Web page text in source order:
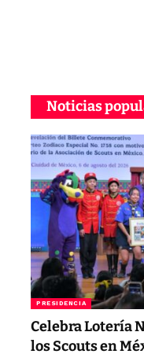
Noticias
PRESIDENCIA
Celebra Lotería
los Scouts en